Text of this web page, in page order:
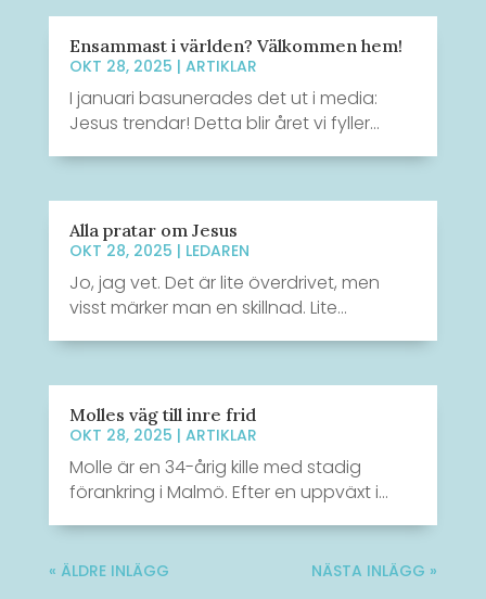
Ensammast i världen? Välkommen hem!
OKT 28, 2025 | ARTIKLAR
I januari basunerades det ut i media:
Jesus trendar! Detta blir året vi fyller...
Alla pratar om Jesus
OKT 28, 2025 | LEDAREN
Jo, jag vet. Det är lite överdrivet, men
visst märker man en skillnad. Lite...
Molles väg till inre frid
OKT 28, 2025 | ARTIKLAR
Molle är en 34-årig kille med stadig
förankring i Malmö. Efter en uppväxt i...
« ÄLDRE INLÄGG NÄSTA INLÄGG »